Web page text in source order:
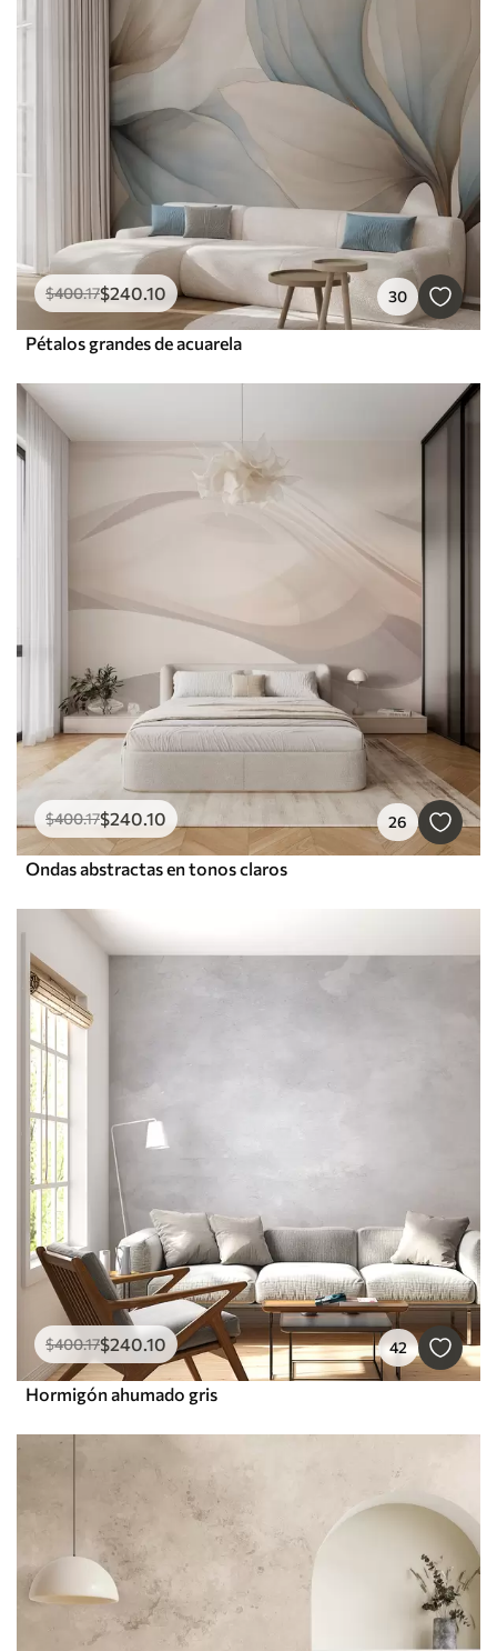
$400.17$240.10 30
Pétalos grandes de acuarela
$400.17$240.10 26
Ondas abstractas en tonos claros
$400.17$240.10 42
Hormigón ahumado gris